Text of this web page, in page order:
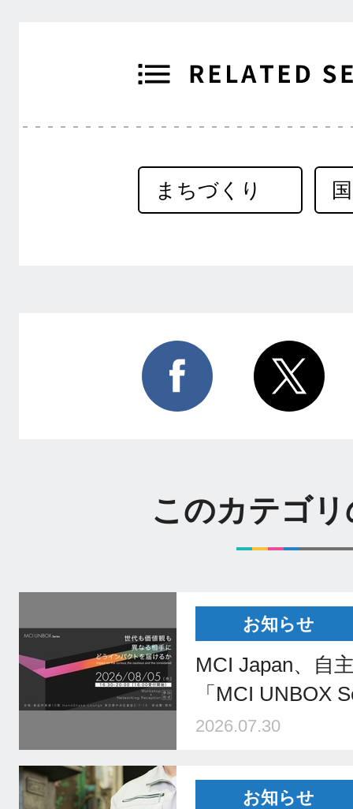
まちづくり
このカテゴ
お知らせ
MCI Japan、自
「MCI UNBOX
2026.07.30
お知らせ